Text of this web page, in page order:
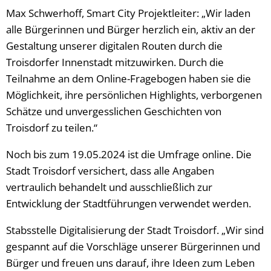
Max Schwerhoff, Smart City Projektleiter: „Wir laden
alle Bürgerinnen und Bürger herzlich ein, aktiv an der
Gestaltung unserer digitalen Routen durch die
Troisdorfer Innenstadt mitzuwirken. Durch die
Teilnahme an dem Online-Fragebogen haben sie die
Möglichkeit, ihre persönlichen Highlights, verborgenen
Schätze und unvergesslichen Geschichten von
Troisdorf zu teilen.“
Noch bis zum 19.05.2024 ist die Umfrage online. Die
Stadt Troisdorf versichert, dass alle Angaben
vertraulich behandelt und ausschließlich zur
Entwicklung der Stadtführungen verwendet werden.
Stabsstelle Digitalisierung der Stadt Troisdorf. „Wir sind
gespannt auf die Vorschläge unserer Bürgerinnen und
Bürger und freuen uns darauf, ihre Ideen zum Leben